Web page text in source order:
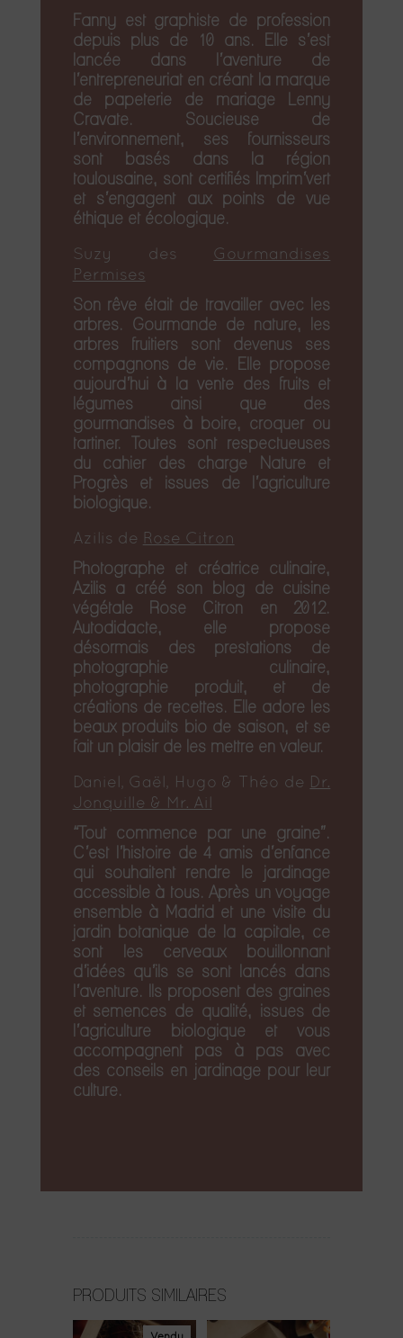
Fanny est graphiste de profession
depuis plus de 10 ans. Elle s’est
lancée dans l’aventure de
l’entrepreneuriat en créant la marque
de papeterie de mariage Lenny
Cravate. Soucieuse de
l’environnement, ses fournisseurs
sont basés dans la région
toulousaine, sont certifiés Imprim’vert
et s’engagent aux points de vue
éthique et écologique.
Suzy des Gourmandises
Permises
Son rêve était de travailler avec les
arbres. Gourmande de nature, les
arbres fruitiers sont devenus ses
compagnons de vie. Elle propose
aujourd’hui à la vente des fruits et
légumes ainsi que des
gourmandises à boire, croquer ou
tartiner. Toutes sont respectueuses
du cahier des charge Nature et
Progrès et issues de l’agriculture
biologique.
Azilis de Rose Citron
Photographe et créatrice culinaire,
Azilis a créé son blog de cuisine
végétale Rose Citron en 2012.
Autodidacte, elle propose
désormais des prestations de
photographie culinaire,
photographie produit, et de
créations de recettes. Elle adore les
beaux produits bio de saison, et se
fait un plaisir de les mettre en valeur.
Daniel, Gaël, Hugo & Théo de Dr.
Jonquille & Mr. Ail
“Tout commence par une graine”.
C’est l’histoire de 4 amis d’enfance
qui souhaitent rendre le jardinage
accessible à tous. Après un voyage
ensemble à Madrid et une visite du
jardin botanique de la capitale, ce
sont les cerveaux bouillonnant
d’idées qu’ils se sont lancés dans
l’aventure. Ils proposent des graines
et semences de qualité, issues de
l’agriculture biologique et vous
accompagnent pas à pas avec
des conseils en jardinage pour leur
culture.
PRODUITS SIMILAIRES